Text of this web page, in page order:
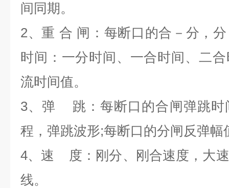
间同期。
2、重 合 闸：每断口的合－分，
时间：一分时间、一合时间、二
流时间值。
3、弹
跳：每断口的合闸弹跳
程，弹跳波形;每断口的分闸反弹幅
4、速
度：刚分、刚合速度，大
线。